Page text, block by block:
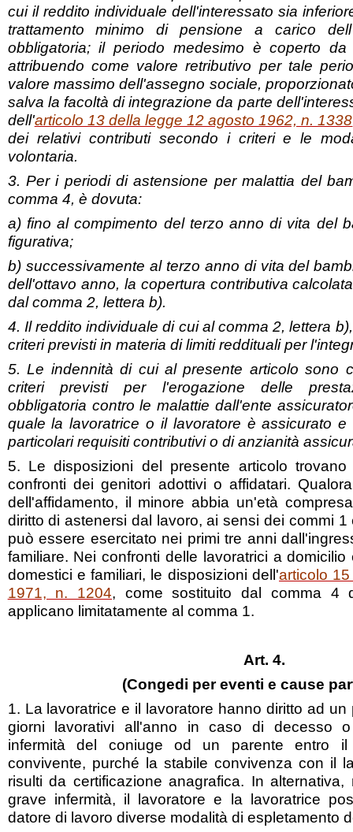
cui il reddito individuale dell'interessato sia
trattamento minimo di pensione a carico
obbligatoria; il periodo medesimo è coperto da
attribuendo come valore retributivo per tale
valore massimo dell'assegno sociale,
salva la facoltà di integrazione da parte
dell'articolo 13 della legge 12 agosto 1962, n. 1338
dei relativi contributi secondo i criteri e le
volontaria.
3. Per i periodi di astensione per malattia del
comma 4, è dovuta:
a) fino al compimento del terzo anno di vita del
figurativa;
b) successivamente al terzo anno di vita del
dell'ottavo anno, la copertura contributiva
dal comma 2, lettera b).
4. Il reddito individuale di cui al comma 2, lettera
criteri previsti in materia di limiti reddituali per
5. Le indennità di cui al presente articolo sono
criteri previsti per l'erogazione delle
obbligatoria contro le malattie dall'ente
quale la lavoratrice o il lavoratore è assicurato
particolari requisiti contributivi o di anzianità
5. Le disposizioni del presente articolo
confronti dei genitori adottivi o affidatari.
dell'affidamento, il minore abbia un'età
diritto di astenersi dal lavoro, ai sensi dei commi
può essere esercitato nei primi tre anni
familiare. Nei confronti delle lavoratrici a
domestici e familiari, le disposizioni dell'articolo
1971, n. 1204, come sostituito dal comma 4
applicano limitatamente al comma 1.
Art. 4.
(Congedi per eventi e cause
1. La lavoratrice e il lavoratore hanno diritto ad
giorni lavorativi all'anno in caso di decesso
infermità del coniuge od un parente entro
convivente, purché la stabile convivenza con il
risulti da certificazione anagrafica. In
grave infermità, il lavoratore e la lavoratrice
datore di lavoro diverse modalità di espletamento